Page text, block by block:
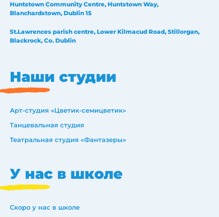
Huntstown Community Centre, Huntstown Way,
Blanchardstown, Dublin 15
St.Lawrences parish centre, Lower Kilmacud Road, Stillorgan,
Blackrock, Co. Dublin
Наши студии
Арт-студия «Цветик-семицветик»
Танцевальная студия
Театральная студия «Фантазеры»
У нас в школе
Скоро у нас в школе